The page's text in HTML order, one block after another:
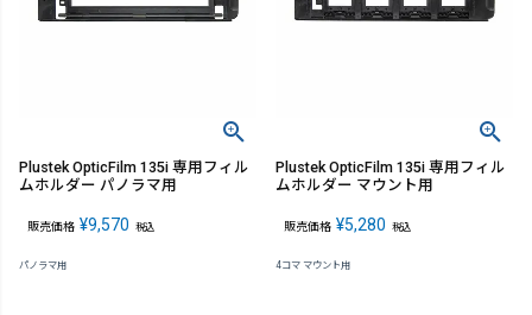
Plustek OpticFilm 135i 専用フィル
ムホルダー パノラマ用
販売価格 ¥9,570 税込
パノラマ用
Plustek OpticFilm 135i 専用フィル
ムホルダー マウント用
販売価格 ¥5,280 税込
4コマ マウント用